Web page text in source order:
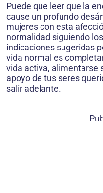
Puede que leer que la
cause un profundo
mujeres con esta
normalidad siguiendo
indicaciones sugeridas
vida normal es
vida activa, alimentarse
apoyo de tus seres
salir adelante.